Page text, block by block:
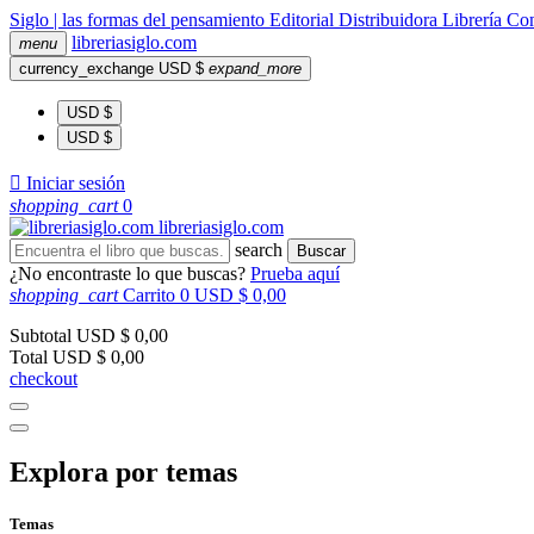
Siglo | las formas del pensamiento Editorial Distribuidora Librería
menu libreriasiglo.com
currency_exchange USD $ expand_more
USD $
USD $
 Iniciar sesión
shopping_cart 0
libreriasiglo.com
search
Buscar
¿No encontraste lo que buscas? Prueba aquí
shopping_cart Carrito 0 USD $ 0,00
Subtotal USD $ 0,00
Total USD $ 0,00
checkout
Explora por temas
Temas